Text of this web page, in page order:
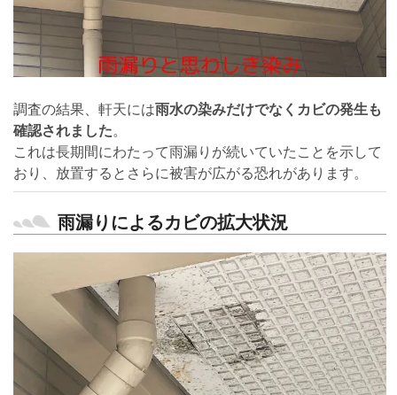
調査の結果、軒天には雨水の染みだけでなくカビの発生も
確認されました。
これは長期間にわたって雨漏りが続いていたことを示して
おり、放置するとさらに被害が広がる恐れがあります。
雨漏りによるカビの拡大状況